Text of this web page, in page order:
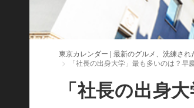
東京カレンダー | 最新のグルメ、洗練さ
「社長の出身大学」最も多いのは？早
「社長の出身